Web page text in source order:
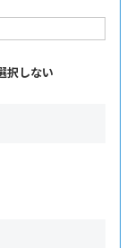
択しない